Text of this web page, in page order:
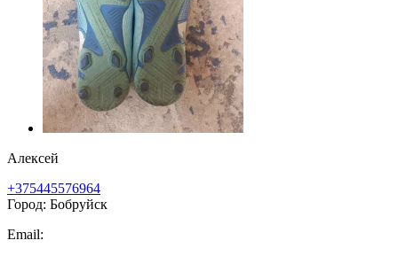
Алексей
+375445576964
Город: Бобруйск
Email: